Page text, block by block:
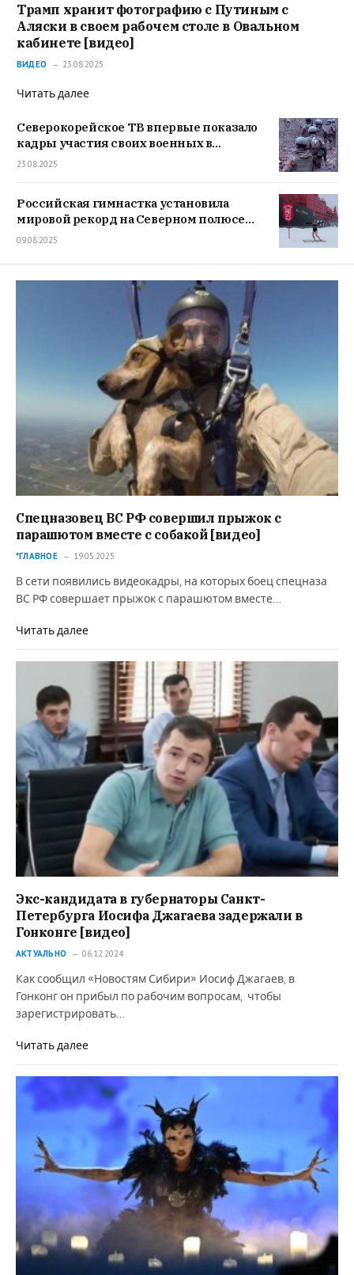
Трамп хранит фотографию с Путиным с
Аляски в своем рабочем столе в Овальном
кабинете [видео]
ВИДЕО 23.08.2025
Читать далее
Северокорейское ТВ впервые показало
кадры участия своих военных в
освобождении Курской области [видео]
23.08.2025
Российская гимнастка установила
мировой рекорд на Северном полюсе
[видео]
09.08.2025
Спецназовец ВС РФ совершил прыжок с
парашютом вместе с собакой [видео]
*ГЛАВНОЕ 19.05.2025
В сети появились видеокадры, на которых боец спецназа
ВС РФ совершает прыжок с парашютом вместе…
Читать далее
Экс-кандидата в губернаторы Санкт-
Петербурга Иосифа Джагаева задержали в
Гонконге [видео]
АКТУАЛЬНО 06.12.2024
Как сообщил «Новостям Сибири» Иосиф Джагаев, в
Гонконг он прибыл по рабочим вопросам, чтобы
зарегистрировать…
Читать далее